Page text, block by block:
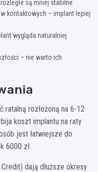
są mniej stabilne
kontaktowych – implant lepiej
wygląda naturalniej
– nie warto ich
ratalną rozłożoną na 6-12
koszt implantu na raty
jest łatwiejsze do
6000 zł.
dają dłuższe okresy